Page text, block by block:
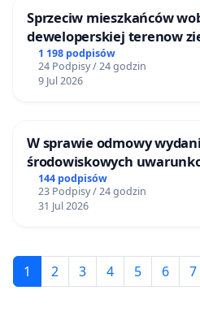
Sprzeciw mieszkańców
deweloperskiej terenow
Bulwarów Straceńskich w
1 198 podpisów
24 Podpisy / 24 godzin
9 Jul 2026
W sprawie odmowy
środowiskowych
zakładu wytwarzania
Ostrowiu Południowym
mieszkańców i Puszczy
144 podpisów
23 Podpisy / 24 godzin
31 Jul 2026
1 2 3 4 5 6 7